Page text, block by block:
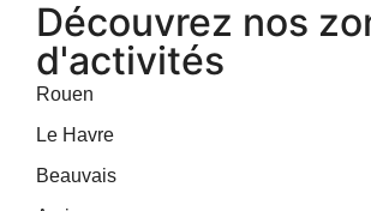
Découvrez nos
d'activités
Rouen
Le Havre
Beauvais